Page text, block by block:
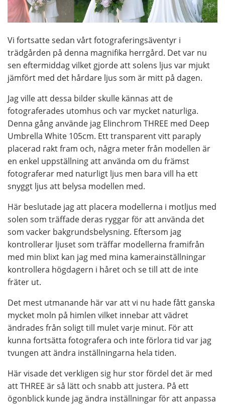
Vi fortsatte sedan vårt fotograferingsäventyr i
trädgården på denna magnifika herrgård. Det var nu
sen eftermiddag vilket gjorde att solens ljus var mjukt
jämfört med det hårdare ljus som är mitt på dagen.
Jag ville att dessa bilder skulle kännas att de
fotograferades utomhus och var mycket naturliga.
Denna gång använde jag Elinchrom THREE med Deep
Umbrella White 105cm. Ett transparent vitt paraply
placerad rakt fram och, några meter från modellen är
en enkel uppställning att använda om du främst
fotograferar med naturligt ljus men bara vill ha ett
snyggt ljus att belysa modellen med.
Här beslutade jag att placera modellerna i motljus med
solen som träffade deras ryggar för att använda det
som vacker bakgrundsbelysning. Eftersom jag
kontrollerar ljuset som träffar modellerna framifrån
med min blixt kan jag med mina kamerainställningar
kontrollera högdagern i håret och se till att de inte
fräter ut.
Det mest utmanande här var att vi nu hade fått ganska
mycket moln på himlen vilket innebar att vädret
ändrades från soligt till mulet varje minut. För att
kunna fortsätta fotografera och inte förlora tid var jag
tvungen att ändra inställningarna hela tiden.
Här visade det verkligen sig hur stor fördel det är med
att THREE är så lätt och snabb att justera. På ett
ögonblick kunde jag ändra inställningar för att anpassa